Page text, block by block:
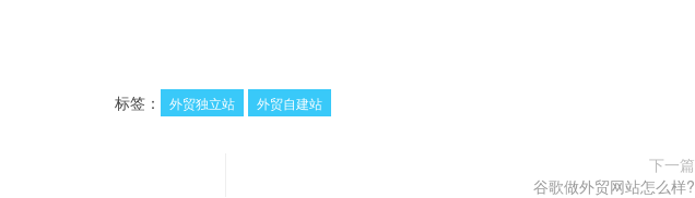
标签： 外贸独立站 外贸自建站
下一篇
谷歌做外贸网站怎么样?